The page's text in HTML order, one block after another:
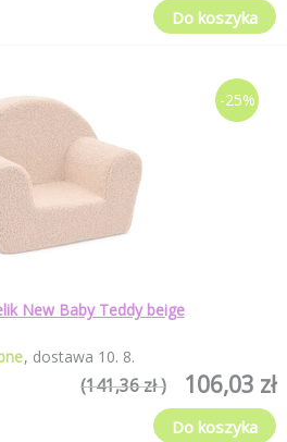
Do koszyka
-25%
New Baby Teddy beige
dostawa 10. 8.
106,03 zł
(141,36 zł )
Do koszyka